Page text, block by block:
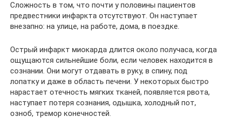
Сложность в том, что почти у половины пациентов
предвестники инфаркта отсутствуют. Он наступает
внезапно: на улице, на работе, дома, в поездке.
Острый инфаркт миокарда длится около получаса, когда
ощущаются сильнейшие боли, если человек находится в
сознании. Они могут отдавать в руку, в спину, под
лопатку и даже в область печени. У некоторых быстро
нарастает отечность мягких тканей, появляется рвота,
наступает потеря сознания, одышка, холодный пот,
озноб, тремор конечностей.